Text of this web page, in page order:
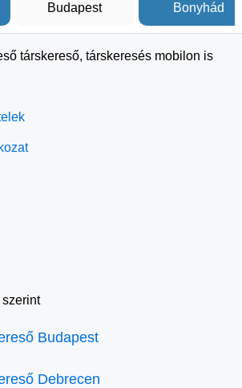
Budapest
Bonyhád
társkereső, társkeresés mobilon is
Budapest
Debrecen